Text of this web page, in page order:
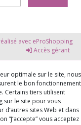
avec eProShopping
Accès gérant
optimale sur le site, nous
le bon fonctionnement
Certains tiers utilisent
sur le site pour vous
d’autres sites Web et dans
“J’accepte” vous acceptez